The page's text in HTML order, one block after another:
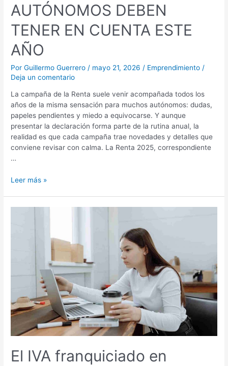
AUTÓNOMOS DEBEN
TENER EN CUENTA ESTE
AÑO
PorGuillermo Guerrero / mayo 21, 2026 / Emprendimiento /
Deja un comentario
La campaña de la Renta suele venir acompañada todos los
años de la misma sensación para muchos autónomos: dudas,
papeles pendientes y miedo a equivocarse. Y aunque
presentar la declaración forma parte de la rutina anual, la
realidad es que cada campaña trae novedades y detalles que
conviene revisar con calma. La Renta 2025, correspondiente
…
Leer más »
El IVA franquiciado en
Europa